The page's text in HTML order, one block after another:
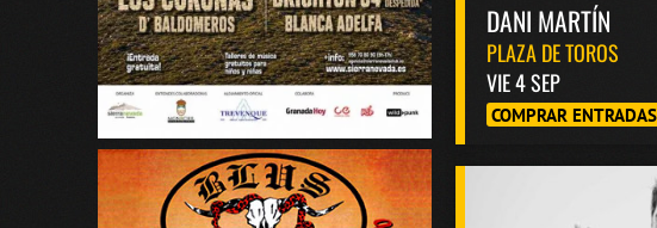
DANI MARTÍN
PLAZA DE TOROS
VIE 4 SEP
COMPRAR ENTRADAS